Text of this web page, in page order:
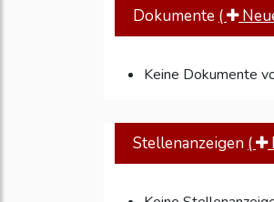
Dokumente (
Keine Dokumente
Stellenanzeigen (